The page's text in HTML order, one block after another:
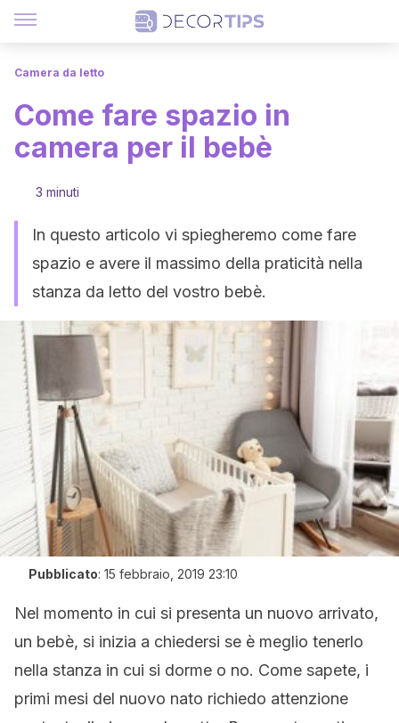
Camera da letto
Come fare spazio in
camera per il bebè
3 minuti
In questo articolo vi spiegheremo come fare
spazio e avere il massimo della praticità nella
stanza da letto del vostro bebè.
Pubblicato: 15 febbraio, 2019 23:10
Nel momento in cui si presenta un nuovo arrivato,
un bebè, si inizia a chiedersi se è meglio tenerlo
nella stanza in cui si dorme o no. Come sapete, i
primi mesi del nuovo nato richiedo attenzione